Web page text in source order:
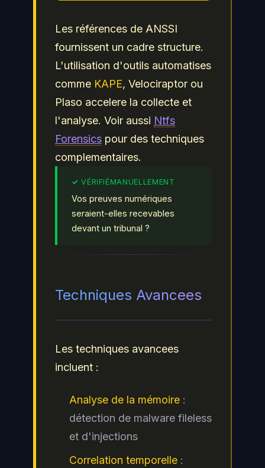
Les références de ANSSI
fournissent un cadre structure.
L'utilisation d'outils automatises
comme KAPE, Velociraptor ou
Plaso accelere la collecte et
l'analyse. Voir aussi Ntfs
Forensics pour des techniques
complementaires.
Vos preuves numériques
seraient-elles recevables
devant un tribunal ?
Techniques Avancees
Les techniques avancees
incluent :
Analyse de la mémoire :
détection de malware fileless
et d'injections
Correlation temporelle :